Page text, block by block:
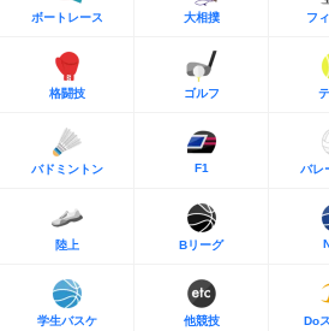
ボートレース 大相撲 フ
格闘技 ゴルフ
バドミントン F1 バレ
陸上 Bリーグ
学生バスケ 他競技 Do